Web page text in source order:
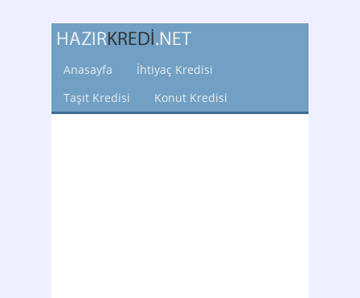
Anasayfa
İhtiyaç Kredisi
Taşıt Kredisi
Konut Kredisi